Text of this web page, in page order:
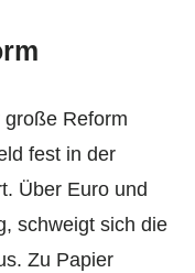
Reform
fest in der
Über Euro und
schweigt sich die
Zu Papier